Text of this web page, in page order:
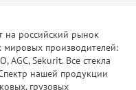
на российский рынок
производителей:
AGC, Sekurit. Все стекла
нашей продукции
грузовых